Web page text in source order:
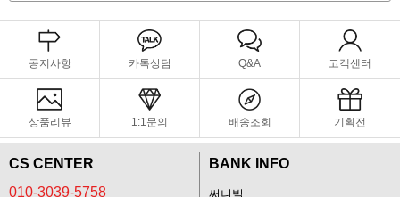
공지사항 카톡상담 Q&A 고객센터
상품리뷰 1:1문의 배송조회 기획전
CS CENTER
010-3039-5758
BANK INFO
써니빌